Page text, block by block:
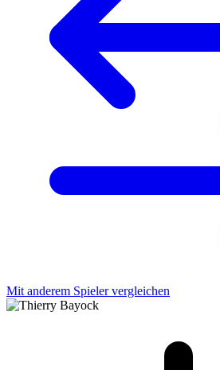
Mit anderem Spieler vergleichen